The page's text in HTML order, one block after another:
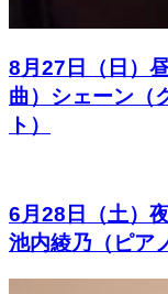
8月27日（日）
曲）シェーン（
ト）
6月28日（土）
池内綾乃（ピア